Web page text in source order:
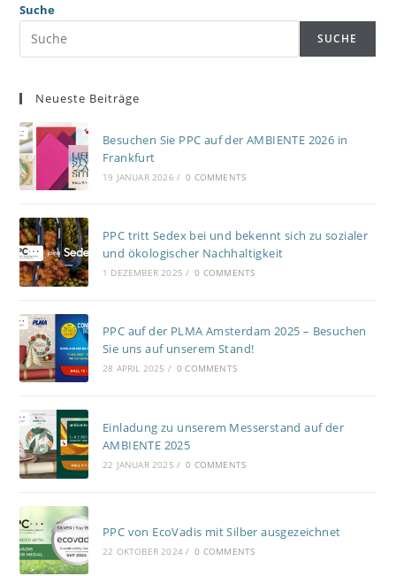
Suche
SUCHE
Neueste Beiträge
Besuchen Sie PPC auf der AMBIENTE 2026 in
Frankfurt
19 JANUAR 2026 / 0 COMMENTS
PPC tritt Sedex bei und bekennt sich zu sozialer
und ökologischer Nachhaltigkeit
1 DEZEMBER 2025 / 0 COMMENTS
PPC auf der PLMA Amsterdam 2025 – Besuchen
Sie uns auf unserem Stand!
28 APRIL 2025 / 0 COMMENTS
Einladung zu unserem Messerstand auf der
AMBIENTE 2025
22 JANUAR 2025 / 0 COMMENTS
PPC von EcoVadis mit Silber ausgezeichnet
22 OKTOBER 2024 / 0 COMMENTS